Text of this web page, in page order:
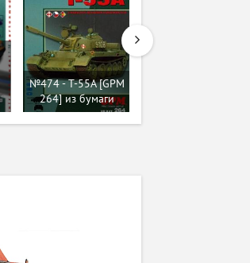
№474 - T-55A [GPM
264] из бумаги
№565 - Heinkel He-